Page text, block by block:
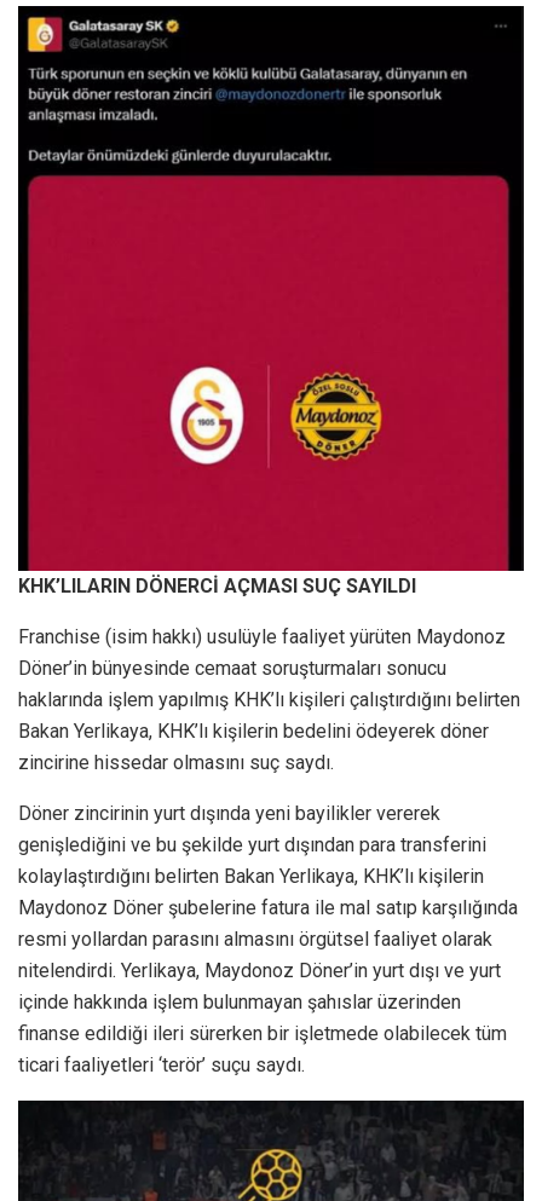
KHK’LILARIN DÖNERCİ AÇMASI SUÇ SAYILDI
Franchise (isim hakkı) usulüyle faaliyet yürüten Maydonoz
Döner’in bünyesinde cemaat soruşturmaları sonucu
haklarında işlem yapılmış KHK’lı kişileri çalıştırdığını belirten
Bakan Yerlikaya, KHK’lı kişilerin bedelini ödeyerek döner
zincirine hissedar olmasını suç saydı.
Döner zincirinin yurt dışında yeni bayilikler vererek
genişlediğini ve bu şekilde yurt dışından para transferini
kolaylaştırdığını belirten Bakan Yerlikaya, KHK’lı kişilerin
Maydonoz Döner şubelerine fatura ile mal satıp karşılığında
resmi yollardan parasını almasını örgütsel faaliyet olarak
nitelendirdi. Yerlikaya, Maydonoz Döner’in yurt dışı ve yurt
içinde hakkında işlem bulunmayan şahıslar üzerinden
finanse edildiği ileri sürerken bir işletmede olabilecek tüm
ticari faaliyetleri ‘terör’ suçu saydı.